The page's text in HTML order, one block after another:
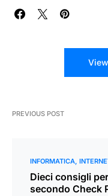
PREVIOUS POST
INFORMATICA
Dieci consigli
secondo Check